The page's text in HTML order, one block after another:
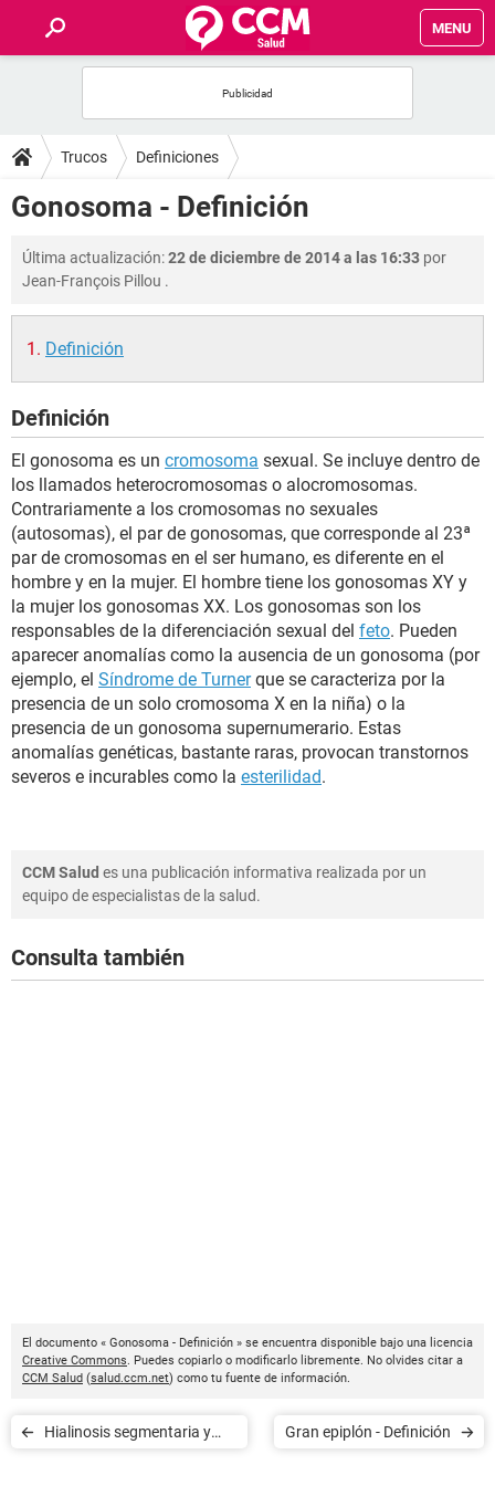
MENU
FOROS
SALUD
FAMILIA
NUTRICIÓN
SEXUALIDAD
GLOSARIO
Trucos Definiciones
Gonosoma - Definición
Última actualización:22 de diciembre de 2014 a las 16:33 por
Jean-François Pillou .
Definición
Definición
El gonosoma es un cromosoma sexual. Se incluye dentro de
los llamados heterocromosomas o alocromosomas.
Contrariamente a los cromosomas no sexuales
(autosomas), el par de gonosomas, que corresponde al 23ª
par de cromosomas en el ser humano, es diferente en el
hombre y en la mujer. El hombre tiene los gonosomas XY y
la mujer los gonosomas XX. Los gonosomas son los
responsables de la diferenciación sexual del feto. Pueden
aparecer anomalías como la ausencia de un gonosoma (por
ejemplo, el Síndrome de Turnerque se caracteriza por la
presencia de un solo cromosoma X en la niña) o la
presencia de un gonosoma supernumerario. Estas
anomalías genéticas, bastante raras, provocan transtornos
severos e incurables como la esterilidad.
CCM Salud es una publicación informativa realizada por un
equipo de especialistas de la salud.
Consulta también
El documento « Gonosoma - Definición » se encuentra disponible bajo una licencia
Creative Commons. Puedes copiarlo o modificarlo libremente. No olvides citar a
CCM Salud (salud.ccm.net) como tu fuente de información.
Hialinosis segmentaria y
Gran epiplón - Definición